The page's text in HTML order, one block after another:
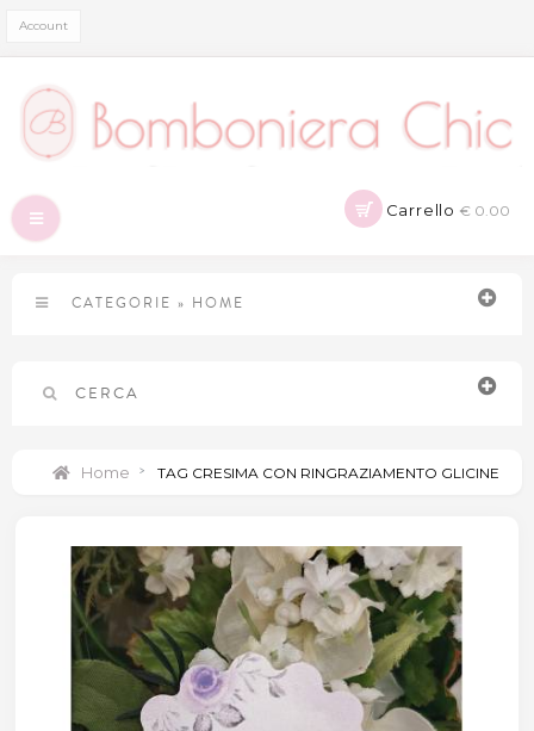
Account
Carrello € 0.00
Navigazione
Toggle
CATEGORIE » HOME
CERCA
Home > TAG CRESIMA CON RINGRAZIAMENTO GLICINE